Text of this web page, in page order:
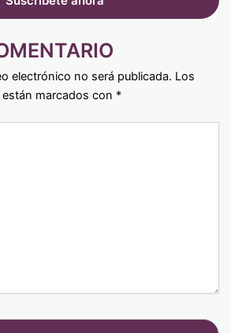
electrónico no será publicada. Los
marcados con *